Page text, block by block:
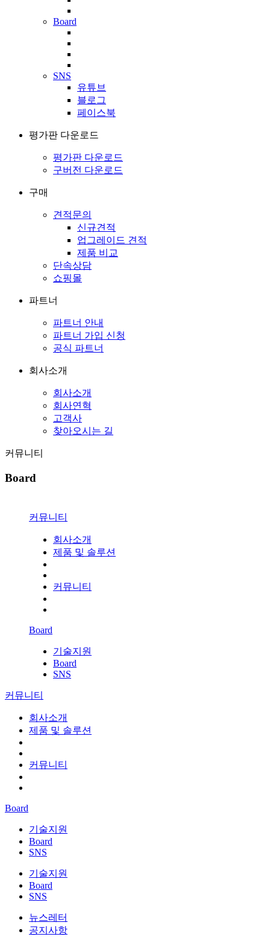
Board
SNS
유튜브
블로그
페이스북
평가판 다운로드
평가판 다운로드
구버전 다운로드
구매
견적문의
신규견적
업그레이드 견적
제품 비교
단속상담
쇼핑몰
파트너
파트너 안내
파트너 가입 신청
공식 파트너
회사소개
회사소개
회사연혁
고객사
찾아오시는 길
커뮤니티
Board
커뮤니티
회사소개
제품 및 솔루션
커뮤니티
Board
기술지원
Board
SNS
커뮤니티
회사소개
제품 및 솔루션
커뮤니티
Board
기술지원
Board
SNS
기술지원
Board
SNS
뉴스레터
공지사항